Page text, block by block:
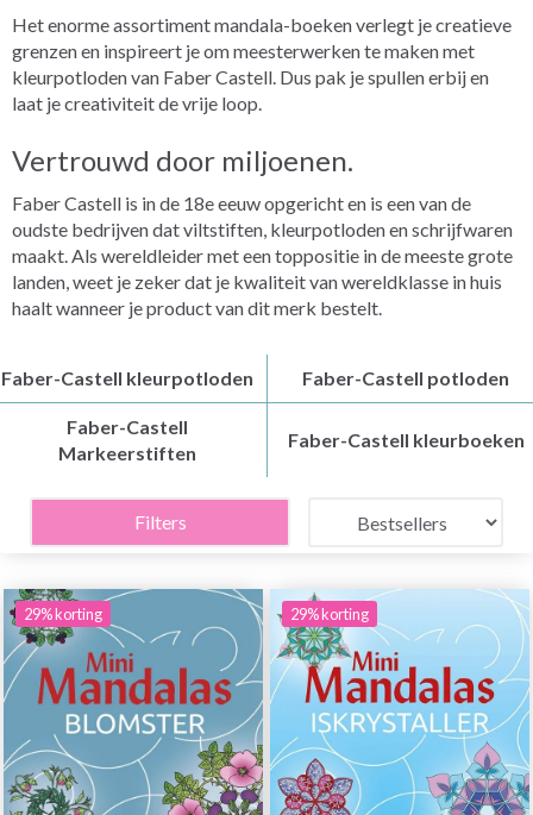
Het enorme assortiment mandala-boeken verlegt je creatieve
grenzen en inspireert je om meesterwerken te maken met
kleurpotloden van Faber Castell. Dus pak je spullen erbij en
laat je creativiteit de vrije loop.
Vertrouwd door miljoenen.
Faber Castell is in de 18e eeuw opgericht en is een van de
oudste bedrijven dat viltstiften, kleurpotloden en schrijfwaren
maakt. Als wereldleider met een toppositie in de meeste grote
landen, weet je zeker dat je kwaliteit van wereldklasse in huis
haalt wanneer je product van dit merk bestelt.
Faber-Castell kleurpotloden Faber-Castell potloden
Faber-Castell
Markeerstiften
Faber-Castell kleurboeken
Filters
29% korting 29% korting